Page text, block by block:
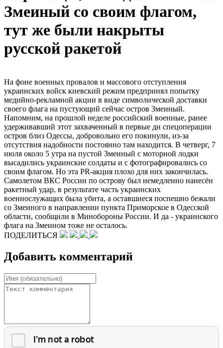
Змеиный со своим флагом,
тут же были накрыты
русской ракетой
На фоне военных провалов и массового отступления
украинских войск киевский режим предпринял попытку
медийно-рекламной акции в виде символической доставки
своего флага на пустующий сейчас остров Змеиный.
Напомним, на прошлой неделе российский военные, ранее
удерживавший этот захваченный в первые дн спецоперации
остров близ Одессы, добровольно его покинули, из-за
отсутствия надобности постоянно там находится. В четверг, 7
июля около 5 утра на пустой Змеиный с моторной лодки
высадились украинские солдаты и с фотографировались со
своим флагом. Но эта PR-акция плохо для них закончилась.
Самолетом ВКС России по острову был немедленно нанесён
ракетный удар, в результате часть украинских
военнослужащих была убита, а оставшиеся поспешно бежали
со Змеиного в направлении пункта Приморское в Одесской
области, сообщили в Минобороны России. И да - украинского
флага на Змеином тоже не осталось.
ПОДЕЛИТЬСЯ
Добавить комментарий